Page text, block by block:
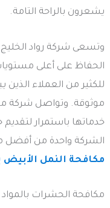
يشعرون بالراحة التامة.
وتسعى شركة رواد
الحفاظ على أعلى
للكثير من العملاء
موثوقة. وتواصل شركة
خدماتها باستمرار
الشركة واحدة من أفضل
مكافحة النمل الأبيض
مكافحة الحشرات بالمواد